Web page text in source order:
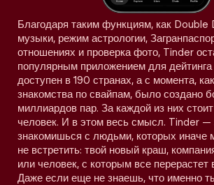
Благодаря таким функциям, как Double
музыки, режим астрологии,
отношениях и проверка фото, Tinder
популярным приложением для
доступен в 190 странах, а с момента,
знакомства по свайпам, было создано
миллиардов пар. За каждой из них
человек. И в этом весь смысл. Tinder —
знакомишься с людьми, которых иначе
не встретить: твой новый краш,
или человек, с которым все перерастет
Даже если еще не знаешь, что именно